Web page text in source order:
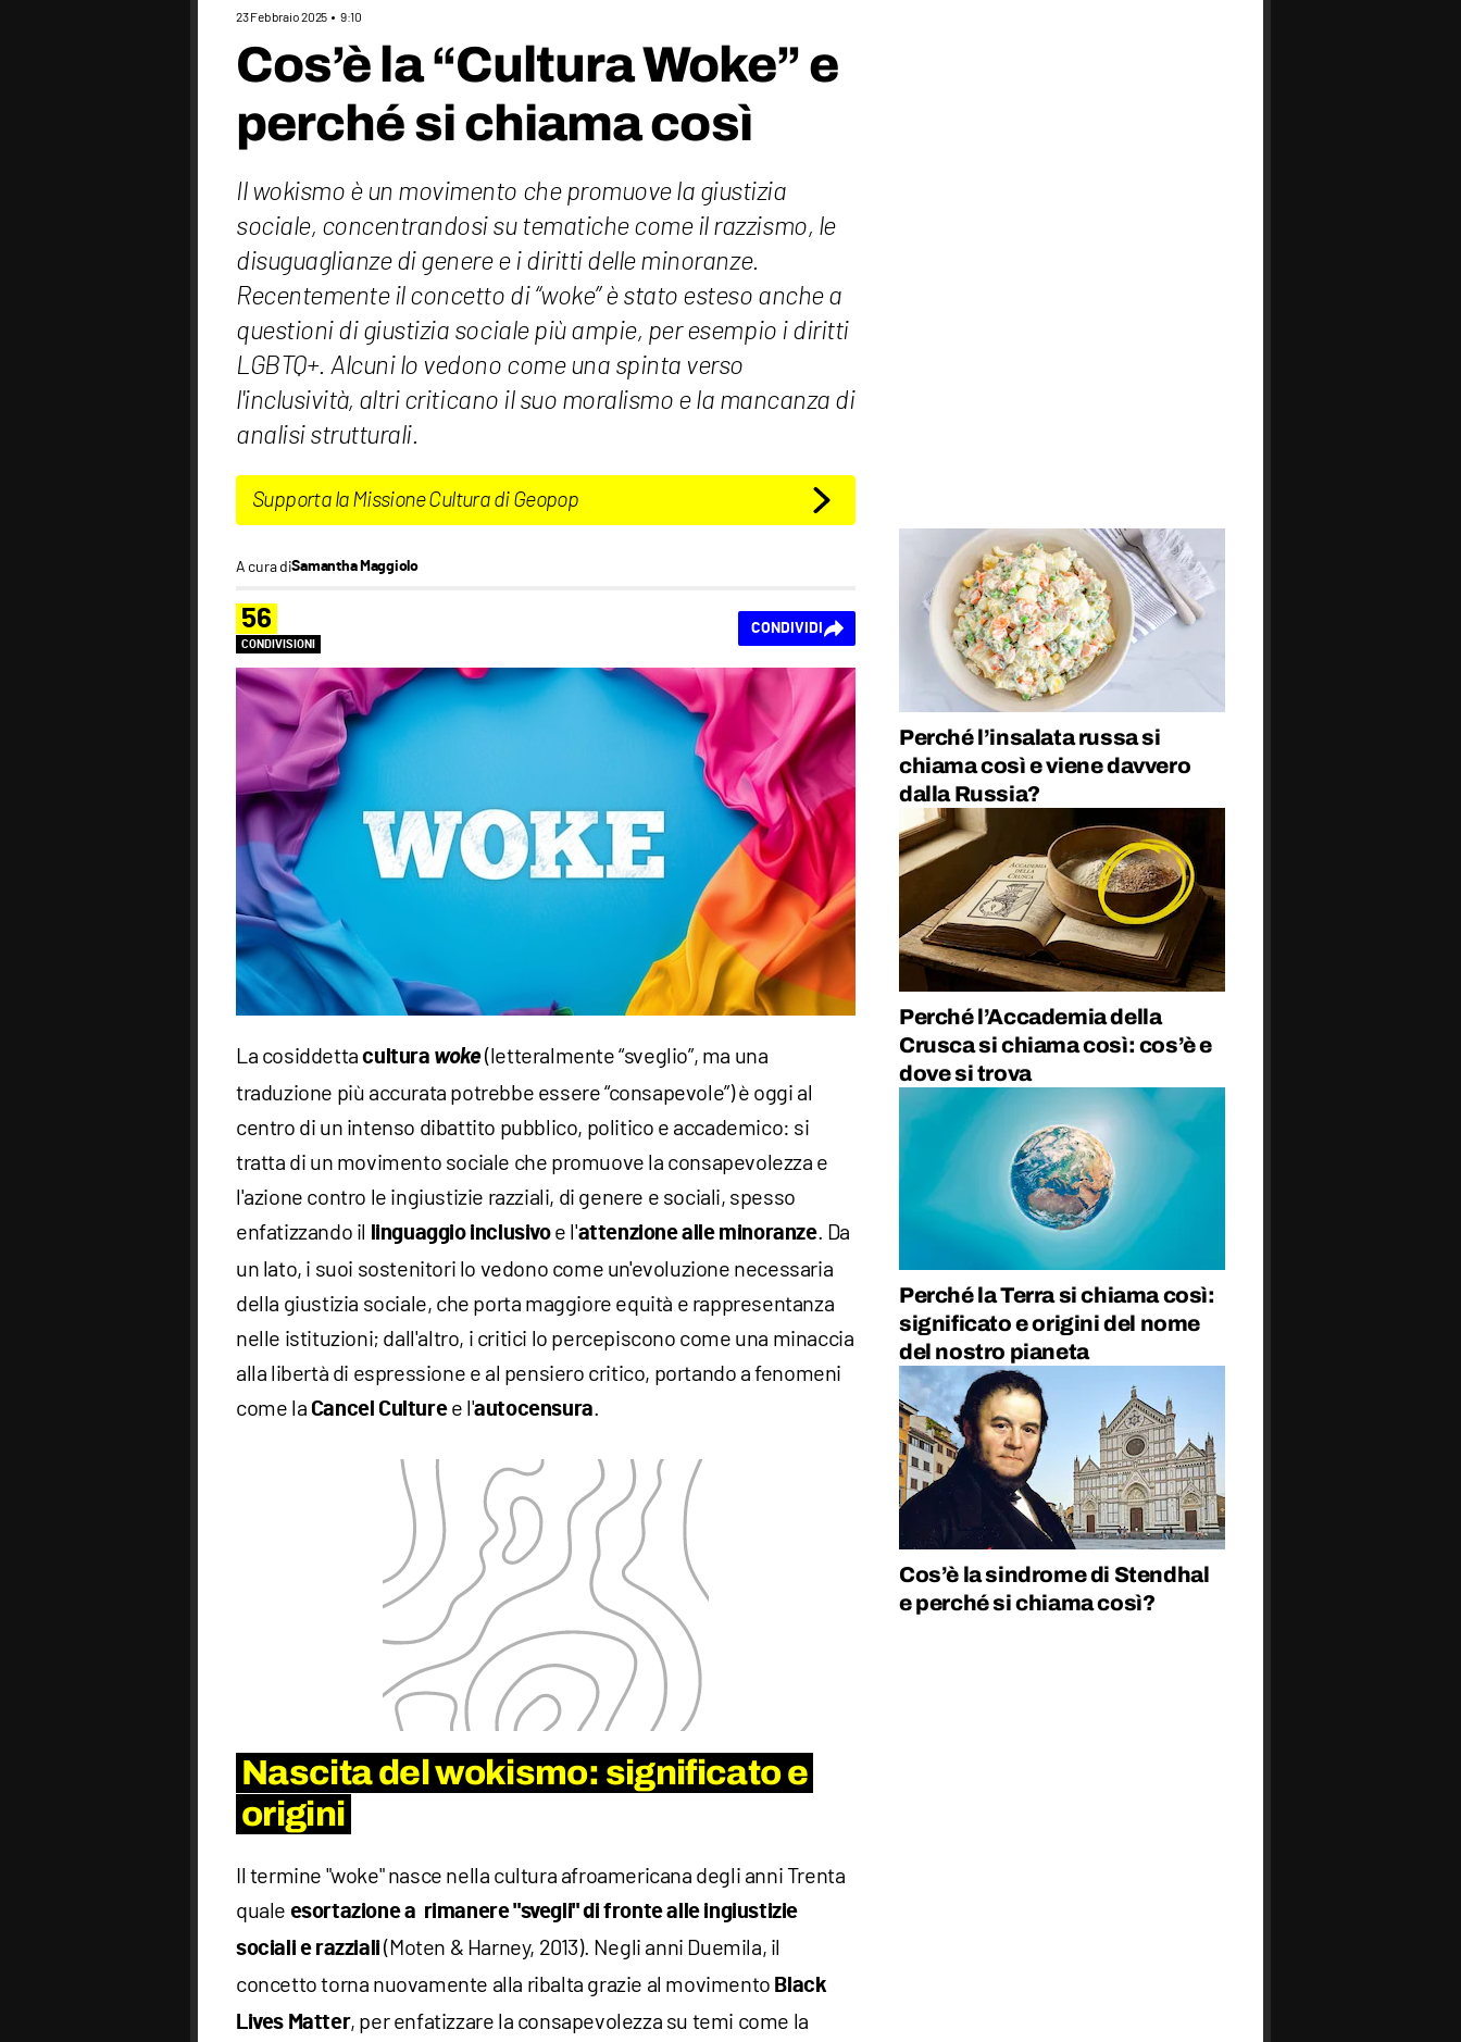
23 Febbraio 2025 9:10
Cos’è la “Cultura Woke” e
perché si chiama così
Il wokismo è un movimento che promuove la giustizia
sociale, concentrandosi su tematiche come il razzismo, le
disuguaglianze di genere e i diritti delle minoranze.
Recentemente il concetto di “woke” è stato esteso anche a
questioni di giustizia sociale più ampie, per esempio i diritti
LGBTQ+. Alcuni lo vedono come una spinta verso
l'inclusività, altri criticano il suo moralismo e la mancanza di
analisi strutturali.
Supporta la Missione Cultura di Geopop
A cura diSamantha Maggiolo
56
CONDIVISIONI
CONDIVIDI
La cosiddettacultura woke(letteralmente “sveglio”, ma una
traduzione più accurata potrebbe essere “consapevole”) è oggi al
centro di un intenso dibattito pubblico, politico e accademico: si
tratta di un movimento sociale che promuove la consapevolezza e
l'azione contro le ingiustizie razziali, di genere e sociali, spesso
enfatizzando il linguaggio inclusivoe l'attenzione alle minoranze. Da
un lato, i suoi sostenitori lo vedono come un'evoluzione necessaria
della giustizia sociale, che porta maggiore equità e rappresentanza
nelle istituzioni; dall'altro, i critici lo percepiscono come una minaccia
alla libertà di espressione e al pensiero critico, portando a fenomeni
come la Cancel Culturee l'autocensura.
Nascita del wokismo: significato e
origini
Il termine "woke" nasce nella cultura afroamericana degli anni Trenta
quale esortazione a rimanere "svegli" di fronte alle ingiustizie
sociali e razziali(Moten & Harney, 2013). Negli anni Duemila, il
concetto torna nuovamente alla ribalta grazie al movimento Black
Lives Matter, per enfatizzare la consapevolezza su temi come la
Perché l’insalata russa si
chiama così e viene davvero
dalla Russia?
Perché l’Accademia della
Crusca si chiama così: cos’è e
dove si trova
Perché la Terra si chiama così:
significato e origini del nome
del nostro pianeta
Cos’è la sindrome di Stendhal
e perché si chiama così?